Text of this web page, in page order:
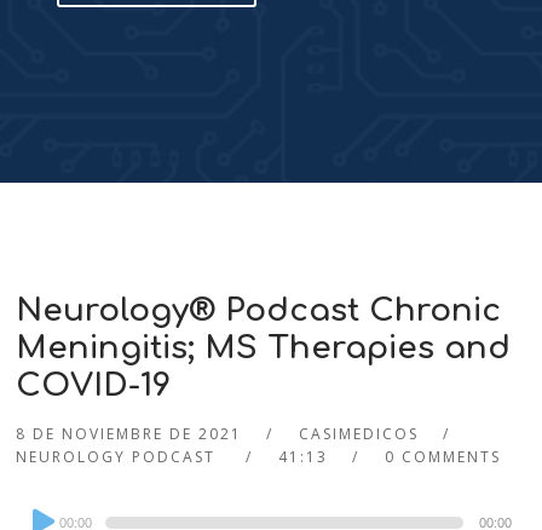
Neurology® Podcast Chronic
Meningitis; MS Therapies and
COVID-19
8 DE NOVIEMBRE DE 2021
CASIMEDICOS
NEUROLOGY PODCAST
41:13 0 COMMENTS
Audio00:00 00:00